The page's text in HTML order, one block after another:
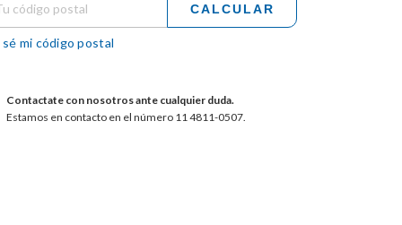
CALCULAR
sé mi código postal
Contactate con nosotros ante cualquier duda.
Estamos en contacto en el número 11 4811-0507.